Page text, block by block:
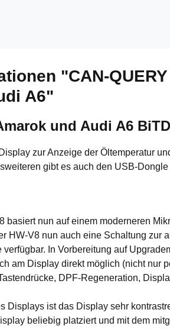
"CAN-
A6"
und Audi A6
zur Anzeige der Öltemperatur
gibt es auch den USB-
basiert nun auf einem moderneren
HW-V8 nun auch eine Schaltung zur
In Vorbereitung auf
am Display direkt möglich (nicht nur
DPF-Regeneration,
Displays ist das Display sehr
beliebig platziert und mit dem